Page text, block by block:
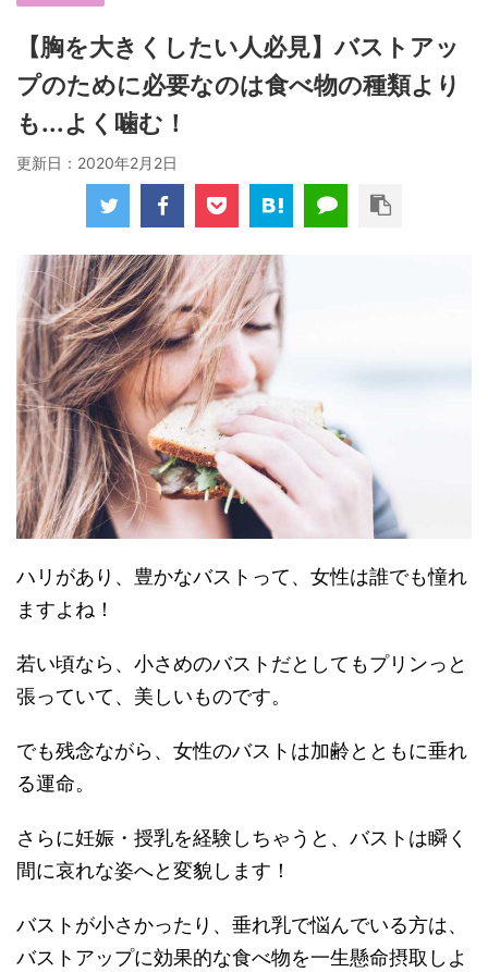
【胸を大きくしたい人必見】バストアッ
プのために必要なのは食べ物の種類より
も...よく噛む！
更新日： 2020年2月2日
ハリがあり、豊かなバストって、女性は誰でも憧れ
ますよね！
若い頃なら、小さめのバストだとしてもプリンっと
張っていて、美しいものです。
でも残念ながら、女性のバストは加齢とともに垂れ
る運命。
さらに妊娠・授乳を経験しちゃうと、バストは瞬く
間に哀れな姿へと変貌します！
バストが小さかったり、垂れ乳で悩んでいる方は、
バストアップに効果的な食べ物を一生懸命摂取しよ